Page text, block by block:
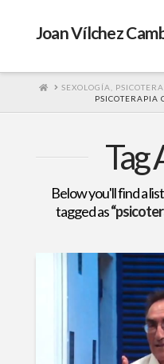
Joan Vílchez
HOMESEXOLOGÍA,
PSICOTERAPIA
Tag
Below you'll find a
tagged as